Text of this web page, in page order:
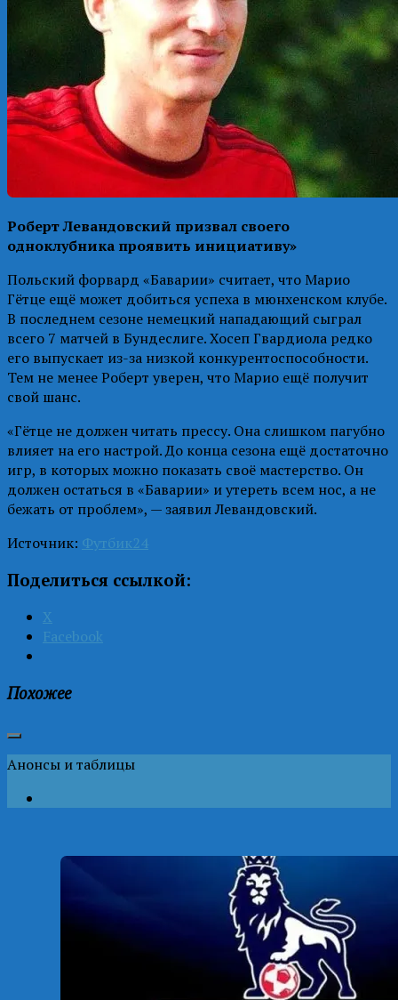
Роберт Левандовский призвал своего
одноклубника проявить инициативу»
Польский форвард «Баварии» считает, что Марио
Гётце ещё может добиться успеха в мюнхенском клубе.
В последнем сезоне немецкий нападающий сыграл
всего 7 матчей в Бундеслиге. Хосеп Гвардиола редко
его выпускает из-за низкой конкурентоспособности.
Тем не менее Роберт уверен, что Марио ещё получит
свой шанс.
«Гётце не должен читать прессу. Она слишком пагубно
влияет на его настрой. До конца сезона ещё достаточно
игр, в которых можно показать своё мастерство. Он
должен остаться в «Баварии» и утереть всем нос, а не
бежать от проблем», — заявил Левандовский.
Источник: Футбик24
Поделиться ссылкой:
X
Facebook
Похожее
Анонсы и таблицы